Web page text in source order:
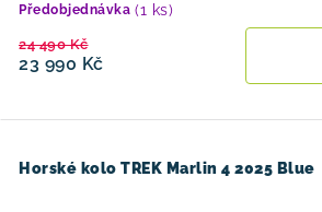
Předobjednávka (1 ks)
23 990 Kč
24 490 Kč
Horské kolo TREK Marlin 4 2025 Blue